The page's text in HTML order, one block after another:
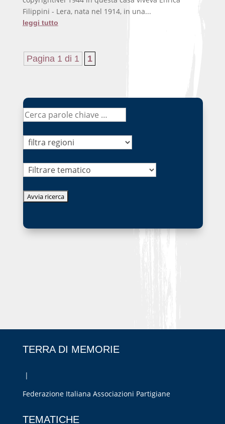
Filippini - Lera, nata nel 1914, in una...
leggi tutto
Pagina 1 di 1 1
Tematico
TERRA DI MEMORIE
|
Federazione Italiana Associazioni Partigiane
TEMATICHE
RIPRISTINA